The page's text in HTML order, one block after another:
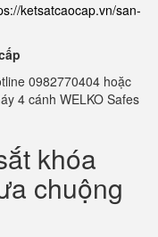
ketsatcaocap.vn/san-
0982770404 hoặc
4 cánh WELKO Safes
khóa
chuộng